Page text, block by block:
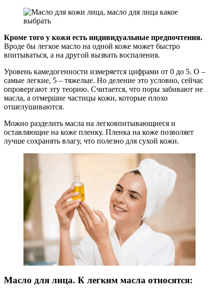
Кроме того у кожи есть индивидуальные предпочтения.
Вроде бы легкое масло на одной коже может быстро
впитываться, а на другой вызвать воспаления.
Уровень камедогенности измеряется цифрами от 0 до 5. О –
самые легкие, 5 – тяжелые. Но деление это условно, сейчас
опровергают эту теорию. Считается, что поры забивают не
масла, а отмершие частицы кожи, которые плохо
отшелушиваются.
Можно разделить масла на легковпитывающиеся и
оставляющие на коже пленку. Пленка на коже позволяет
лучше сохранять влагу, что полезно для сухой кожи.
Масло для лица. К легким масла относятся: